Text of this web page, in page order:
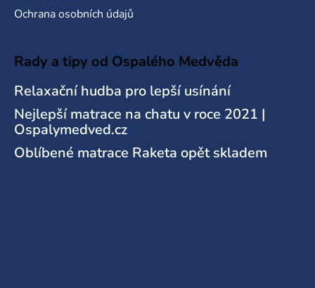
Ochrana osobních údajů
Rady a tipy od Ospalého Medvěda
Relaxační hudba pro lepší usínání
Nejlepší matrace na chatu v roce 2021 |
Ospalymedved.cz
Oblíbené matrace Raketa opět skladem